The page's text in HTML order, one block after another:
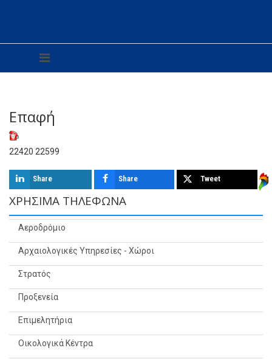
Επαφή
22420 22599
Share Share Tweet
ΧΡΉΣΙΜΑ ΤΗΛΈΦΩΝΑ
Αεροδρόμιο
Αρχαιολογικές Υπηρεσίες - Χώροι
Στρατός
Προξενεία
Επιμελητήρια
Οικολογικά Κέντρα